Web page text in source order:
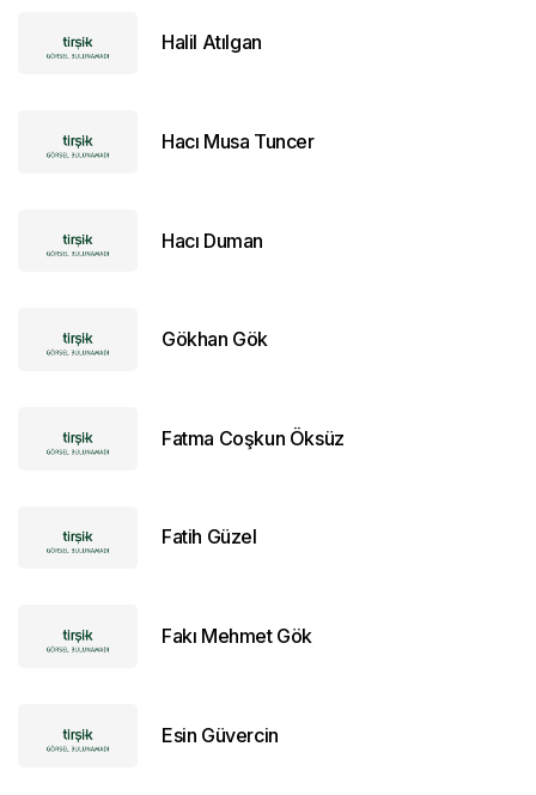
Halil Atılgan
Hacı Musa Tuncer
Hacı Duman
Gökhan Gök
Fatma Coşkun Öksüz
Fatih Güzel
Fakı Mehmet Gök
Esin Güvercin